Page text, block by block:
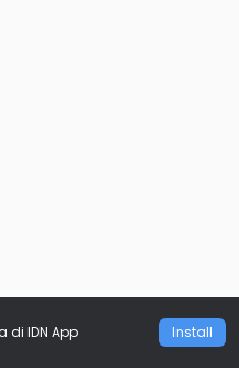
di IDN App Install